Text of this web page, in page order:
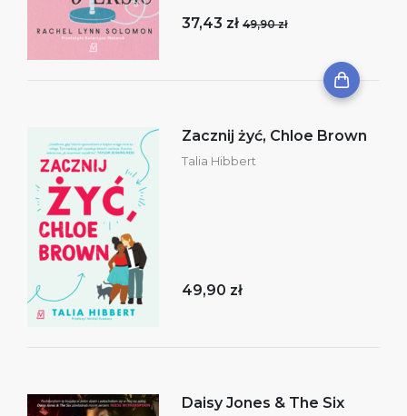
37,43 zł 49,90 zł
Zacznij żyć, Chloe Brown
Talia Hibbert
49,90 zł
Daisy Jones & The Six